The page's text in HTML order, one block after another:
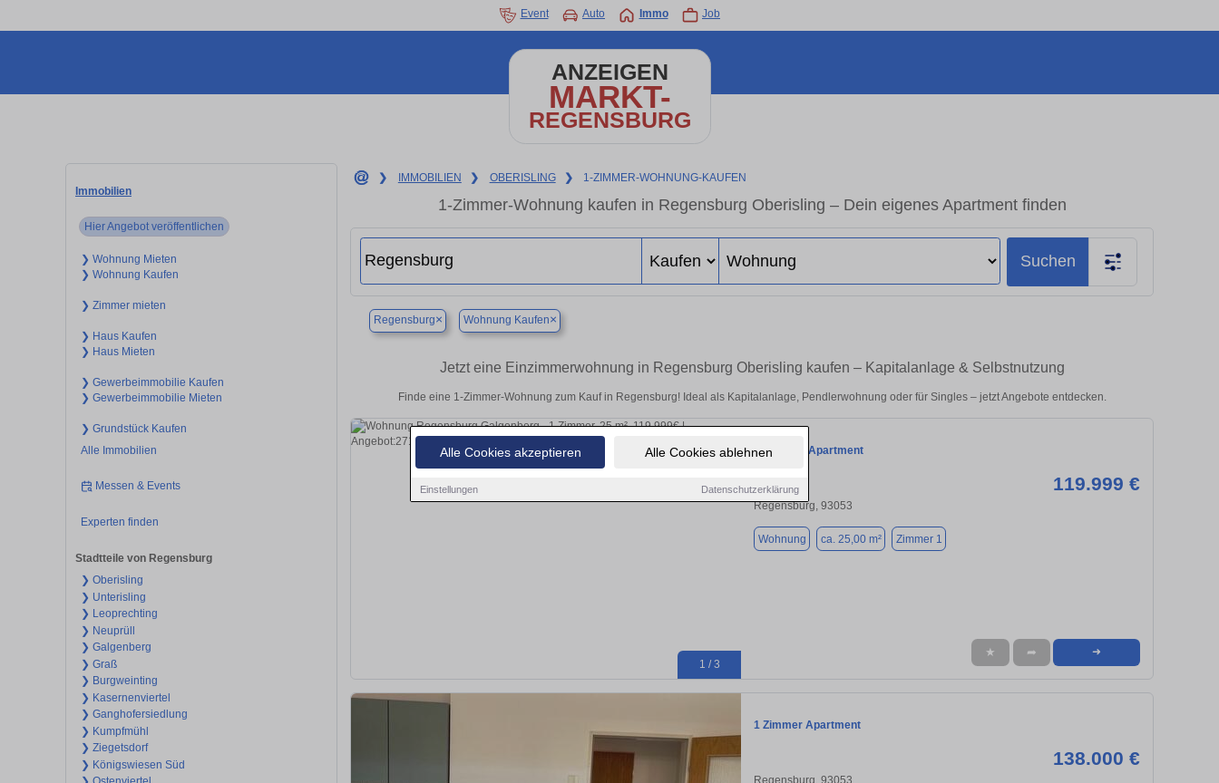
Alle Cookies akzeptieren Alle Cookies ablehnen
Einstellungen Datenschutzerklärung
Event Auto Immo Job
ANZEIGEN
MARKT-
REGENSBURG
Immobilien
Hier Angebot veröffentlichen
❯ Wohnung Mieten
❯ Wohnung Kaufen
❯ Zimmer mieten
❯ Haus Kaufen
❯ Haus Mieten
❯ Gewerbeimmobilie Kaufen
❯ Gewerbeimmobilie Mieten
❯ Grundstück Kaufen
Alle Immobilien
Messen & Events
Experten finden
Stadtteile von Regensburg
❯ Oberisling
❯ Unterisling
❯ Leoprechting
❯ Neuprüll
❯ Galgenberg
❯ Graß
❯ Burgweinting
❯ Kasernenviertel
❯ Ganghofersiedlung
❯ Kumpfmühl
❯ Ziegetsdorf
❯ Königswiesen Süd
❯ IMMOBILIEN ❯ OBERISLING ❯ 1-ZIMMER-WOHNUNG-KAUFEN
1-Zimmer-Wohnung kaufen in Regensburg Oberisling – Dein eigenes Apartment finden
Suchen
Regensburg× Wohnung Kaufen×
Jetzt eine Einzimmerwohnung in Regensburg Oberisling kaufen – Kapitalanlage & Selbstnutzung
Finde eine 1-Zimmer-Wohnung zum Kauf in Regensburg! Ideal als Kapitalanlage, Pendlerwohnung oder für Singles – jetzt Angebote entdecken.
1 / 3
1. Zimmer Apartment
119.999 €
Regensburg, 93053
Wohnung ca. 25,00 m² Zimmer 1
★ ➦ ➜
1 Zimmer Apartment
138.000 €
Regensburg, 93053